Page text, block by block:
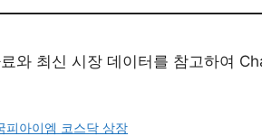
와 최신 시장 데이터를 참고하여
피아이엠 코스닥 상장